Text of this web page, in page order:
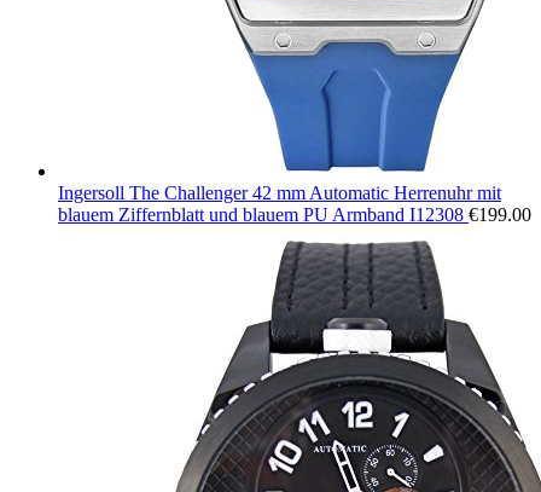
Ingersoll The Challenger 42 mm Automatic Herrenuhr mit
blauem Ziffernblatt und blauem PU Armband I12308 €199.00